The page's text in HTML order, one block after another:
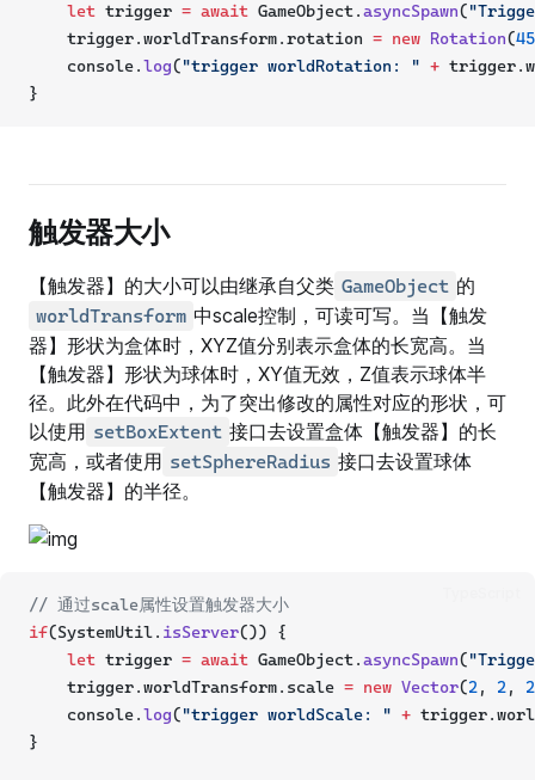
let trigger = await GameObject.asyncSpawn(
    trigger.worldTransform.rotation
= new Rotation(45
    console.
log("trigger worldRotation: " +
}
触发器大小
【触发器】的大小可以由继承自父类 GameObject 的
worldTransform 中scale控制，可读可写。当【触发
器】形状为盒体时，XYZ值分别表示盒体的长宽高。当
【触发器】形状为球体时，XY值无效，Z值表示球体半
径。此外在代码中，为了突出修改的属性对应的形状，可
以使用 setBoxExtent 接口去设置盒体【触发器】的长
宽高，或者使用 setSphereRadius 接口去设置球体
【触发器】的半径。
// 通过scale属性设置触发器大小
if(SystemUtil. isServer()) {
let trigger = await GameObject.asyncSpawn(
    trigger.worldTransform.scale
= new Vector(2 , 2 , 2
    console.
log("trigger worldScale: " +
}